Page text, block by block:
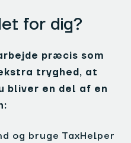
for dig?
præcis som
tryghed, at
bliver en del af en
og bruge TaxHelper